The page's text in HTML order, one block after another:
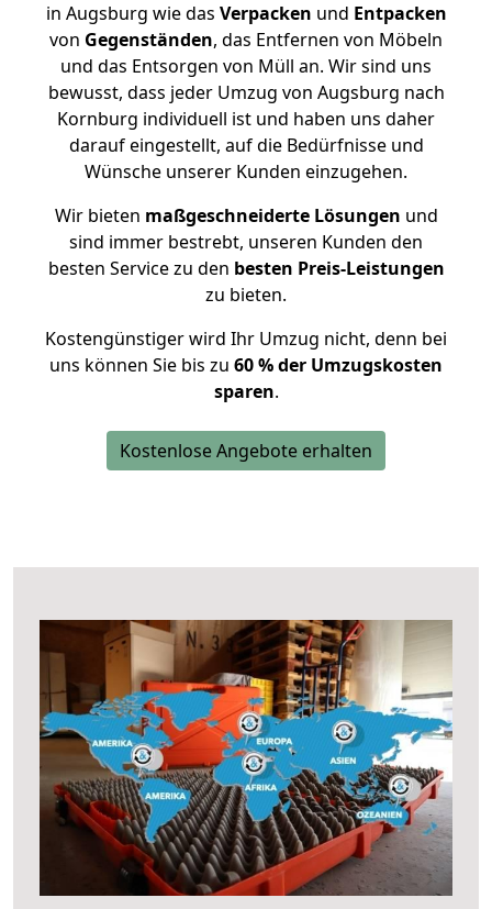
in Augsburg wie das Verpacken und Entpacken
von Gegenständen, das Entfernen von Möbeln
und das Entsorgen von Müll an. Wir sind uns
bewusst, dass jeder Umzug von Augsburg nach
Kornburg individuell ist und haben uns daher
darauf eingestellt, auf die Bedürfnisse und
Wünsche unserer Kunden einzugehen.
Wir bieten maßgeschneiderte Lösungen und
sind immer bestrebt, unseren Kunden den
besten Service zu den besten Preis-Leistungen
zu bieten.
Kostengünstiger wird Ihr Umzug nicht, denn bei
uns können Sie bis zu 60 % der Umzugskosten
sparen.
Kostenlose Angebote erhalten